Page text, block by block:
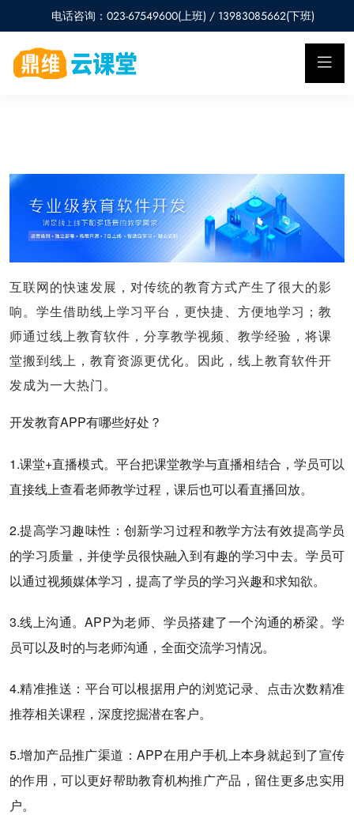
电话咨询：023-67549600(上班) / 13983085662(下班)
互联网的快速发展，对传统的教育方式产生了很大的影
响。学生借助线上学习平台，更快捷、方便地学习；教
师通过线上教育软件，分享教学视频、教学经验，将课
堂搬到线上，教育资源更优化。因此，线上教育软件开
发成为一大热门。
开发教育APP有哪些好处？
1.课堂+直播模式。平台把课堂教学与直播相结合，学员可以
直接线上查看老师教学过程，课后也可以看直播回放。
2.提高学习趣味性：创新学习过程和教学方法有效提高学员
的学习质量，并使学员很快融入到有趣的学习中去。学员可
以通过视频媒体学习，提高了学员的学习兴趣和求知欲。
3.线上沟通。APP为老师、学员搭建了一个沟通的桥梁。学
员可以及时的与老师沟通，全面交流学习情况。
4.精准推送：平台可以根据用户的浏览记录、点击次数精准
推荐相关课程，深度挖掘潜在客户。
5.增加产品推广渠道：APP在用户手机上本身就起到了宣传
的作用，可以更好帮助教育机构推广产品，留住更多忠实用
户。